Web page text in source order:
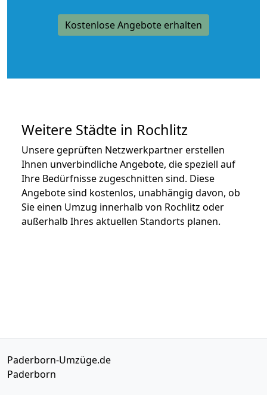
Kostenlose Angebote erhalten
Weitere Städte in Rochlitz
Unsere geprüften Netzwerkpartner erstellen
Ihnen unverbindliche Angebote, die speziell auf
Ihre Bedürfnisse zugeschnitten sind. Diese
Angebote sind kostenlos, unabhängig davon, ob
Sie einen Umzug innerhalb von Rochlitz oder
außerhalb Ihres aktuellen Standorts planen.
Paderborn-Umzüge.de
Paderborn